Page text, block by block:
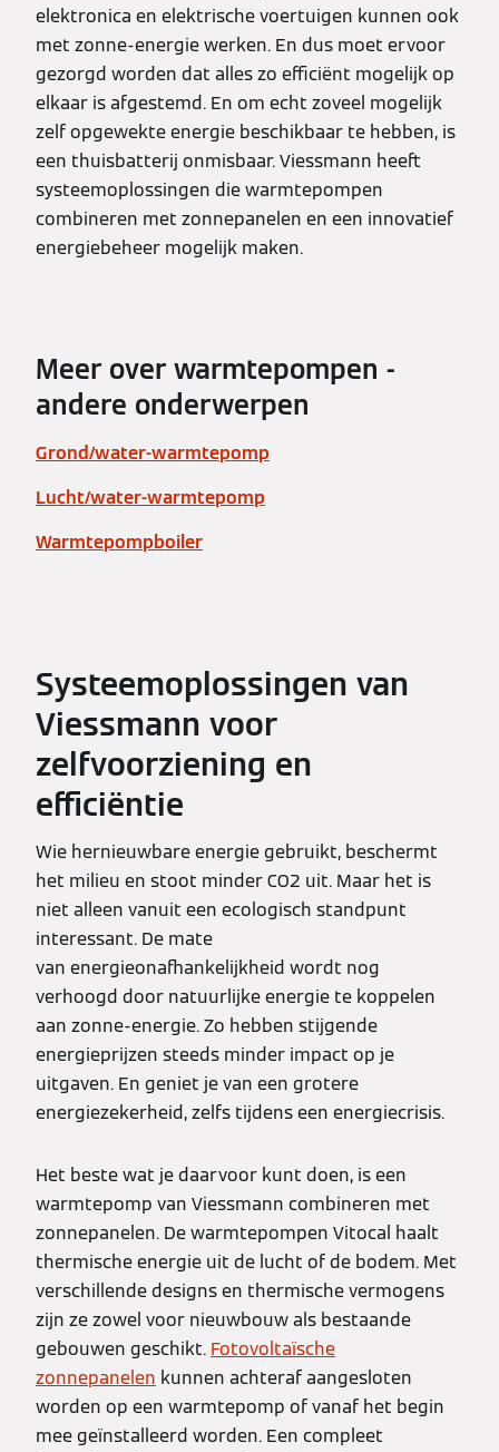
elektronica en elektrische voertuigen kunnen ook
met zonne-energie werken. En dus moet ervoor
gezorgd worden dat alles zo efficiënt mogelijk op
elkaar is afgestemd. En om echt zoveel mogelijk
zelf opgewekte energie beschikbaar te hebben, is
een thuisbatterij onmisbaar. Viessmann heeft
systeemoplossingen die warmtepompen
combineren met zonnepanelen en een innovatief
energiebeheer mogelijk maken.
Meer over warmtepompen -
andere onderwerpen
Grond/water-warmtepomp
Lucht/water-warmtepomp
Warmtepompboiler
Systeemoplossingen van
Viessmann voor
zelfvoorziening en
efficiëntie
Wie hernieuwbare energie gebruikt, beschermt
het milieu en stoot minder CO2 uit. Maar het is
niet alleen vanuit een ecologisch standpunt
interessant. De mate
van energieonafhankelijkheid wordt nog
verhoogd door natuurlijke energie te koppelen
aan zonne-energie. Zo hebben stijgende
energieprijzen steeds minder impact op je
uitgaven. En geniet je van een grotere
energiezekerheid, zelfs tijdens een energiecrisis.
Het beste wat je daarvoor kunt doen, is een
warmtepomp van Viessmann combineren met
zonnepanelen. De warmtepompen Vitocal haalt
thermische energie uit de lucht of de bodem. Met
verschillende designs en thermische vermogens
zijn ze zowel voor nieuwbouw als bestaande
gebouwen geschikt. Fotovoltaïsche
zonnepanelen kunnen achteraf aangesloten
worden op een warmtepomp of vanaf het begin
mee geïnstalleerd worden. Een compleet